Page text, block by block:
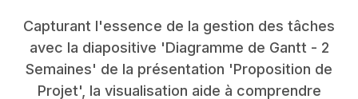
Capturant l'essence de la gestion des tâches
avec la diapositive 'Diagramme de Gantt - 2
Semaines' de la présentation 'Proposition de
Projet', la visualisation aide à comprendre